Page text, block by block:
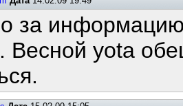
за
Весной yota